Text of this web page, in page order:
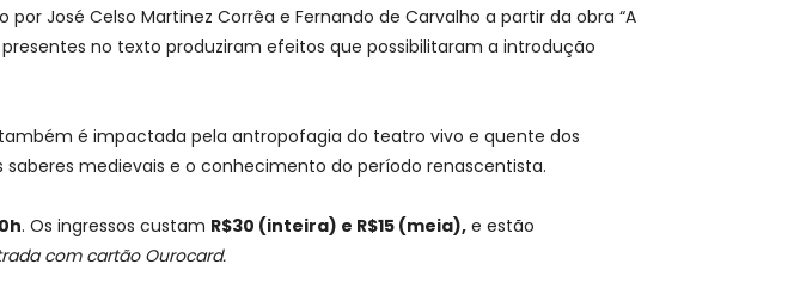
por José Celso Martinez Corrêa e Fernando de Carvalho a partir da obra “A
no texto produziram efeitos que possibilitaram a introdução
é impactada pela antropofagia do teatro vivo e quente dos
medievais e o conhecimento do período renascentista.
. Os ingressos custam R$30 (inteira) e R$15 (meia), e estão
com cartão Ourocard.